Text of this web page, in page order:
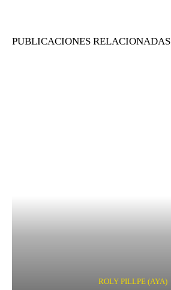
PUBLICACIONES RELACIONADAS
ROLY PILLPE (AYA)